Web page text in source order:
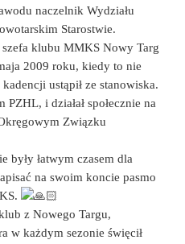
naczelnik Wydziału
Starostwie.
szefa klubu MMKS Nowy Targ
2009 roku, kiedy to nie
ustąpił ze stanowiska.
i działał społecznie na
Związku
były łatwym czasem dla
na swoim koncie pasmo
z Nowego Targu,
w każdym sezonie święcił